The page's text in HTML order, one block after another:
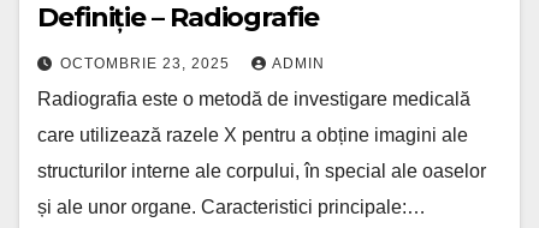
Definiție – Radiografie
OCTOMBRIE 23, 2025 ADMIN
Radiografia este o metodă de investigare medicală
care utilizează razele X pentru a obține imagini ale
structurilor interne ale corpului, în special ale oaselor
și ale unor organe. Caracteristici principale:…